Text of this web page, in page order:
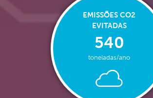
EMISSÕES CO2
EVITADAS
540
toneladas/ano